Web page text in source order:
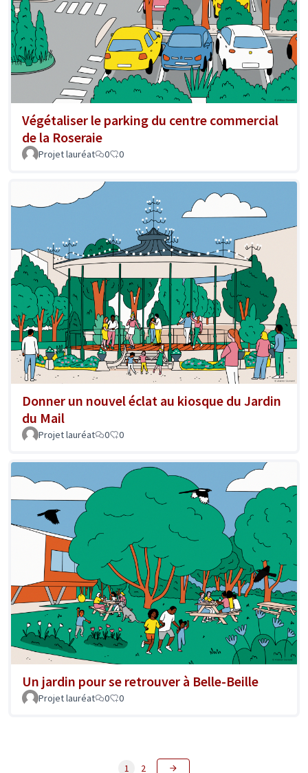
Végétaliser le parking du centre commercial
de la Roseraie
Projet lauréat 0 0
Donner un nouvel éclat au kiosque du Jardin
du Mail
Projet lauréat 0 0
Un jardin pour se retrouver à Belle-Beille
Projet lauréat 0 0
1 2